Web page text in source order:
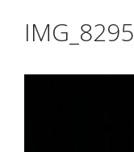
IMG_8295